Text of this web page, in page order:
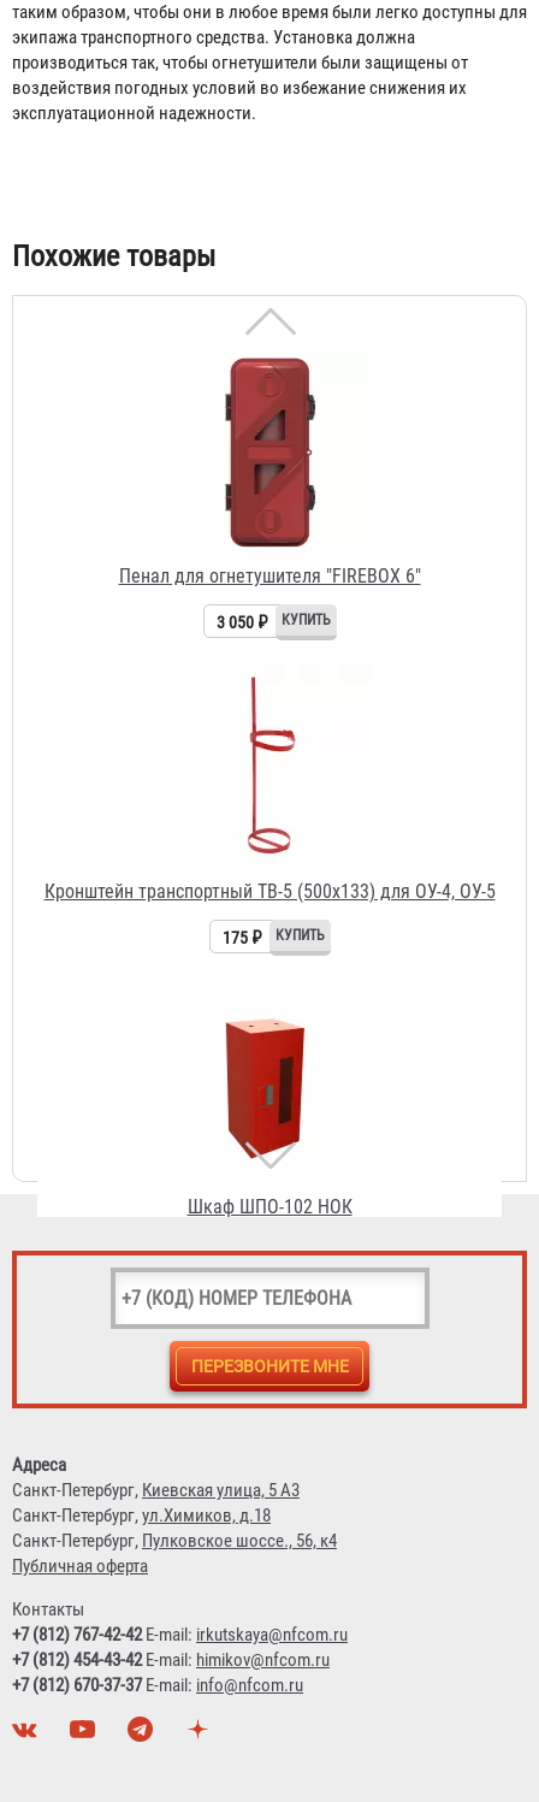
таким образом, чтобы они в любое время были легко доступны для
экипажа транспортного средства. Установка должна
производиться так, чтобы огнетушители были защищены от
воздействия погодных условий во избежание снижения их
эксплуатационной надежности.
Похожие товары
Пенал для огнетушителя "FIREBOX 6"
3 050 ₽
175 ₽
Шкаф ШПО-102 НОК
1 130 ₽
Шкаф ШПО-102 НЗК
Адреса
Санкт-Петербург, Киевская улица, 5 А3
Санкт-Петербург,ул.Химиков, д.18
Санкт-Петербург, Пулковское шоссе., 56, к4
Публичная оферта
Контакты
+7 (812) 767-42-42E-mail: irkutskaya@nfcom.ru
+7 (812) 454-43-42E-mail: himikov@nfcom.ru
+7 (812) 670-37-37E-mail: info@nfcom.ru